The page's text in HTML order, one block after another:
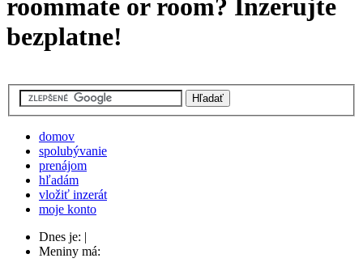
roommate or room? Inzerujte
bezplatne!
domov
spolubývanie
prenájom
hľadám
vložiť inzerát
moje konto
Dnes je:
Meniny má: